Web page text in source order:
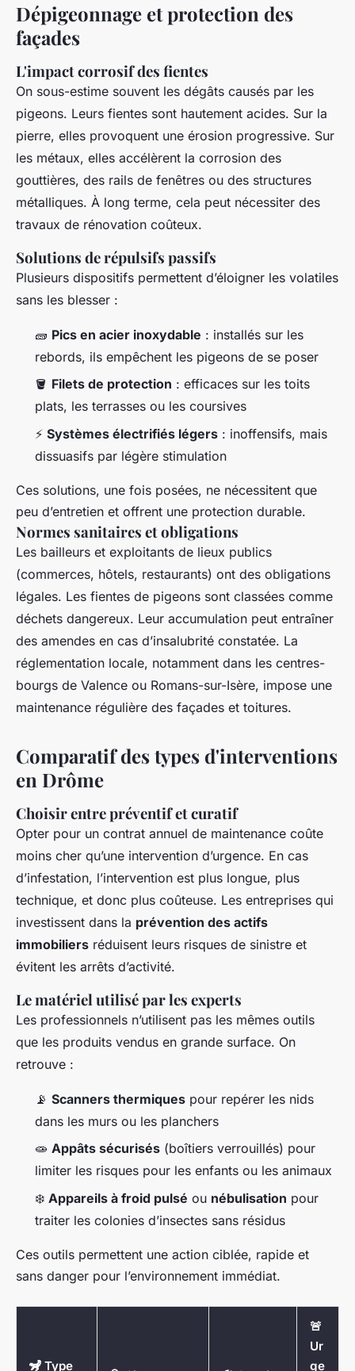
Dépigeonnage et protection des
façades
L'impact corrosif des fientes
On sous-estime souvent les dégâts causés par les
pigeons. Leurs fientes sont hautement acides. Sur la
pierre, elles provoquent une érosion progressive. Sur
les métaux, elles accélèrent la corrosion des
gouttières, des rails de fenêtres ou des structures
métalliques. À long terme, cela peut nécessiter des
travaux de rénovation coûteux.
Solutions de répulsifs passifs
Plusieurs dispositifs permettent d’éloigner les volatiles
sans les blesser :
🧱 Pics en acier inoxydable : installés sur les
rebords, ils empêchent les pigeons de se poser
🪣 Filets de protection : efficaces sur les toits
plats, les terrasses ou les coursives
⚡ Systèmes électrifiés légers : inoffensifs, mais
dissuasifs par légère stimulation
Ces solutions, une fois posées, ne nécessitent que
peu d’entretien et offrent une protection durable.
Normes sanitaires et obligations
Les bailleurs et exploitants de lieux publics
(commerces, hôtels, restaurants) ont des obligations
légales. Les fientes de pigeons sont classées comme
déchets dangereux. Leur accumulation peut entraîner
des amendes en cas d’insalubrité constatée. La
réglementation locale, notamment dans les centres-
bourgs de Valence ou Romans-sur-Isère, impose une
maintenance régulière des façades et toitures.
Comparatif des types d'interventions
en Drôme
Choisir entre préventif et curatif
Opter pour un contrat annuel de maintenance coûte
moins cher qu’une intervention d’urgence. En cas
d’infestation, l’intervention est plus longue, plus
technique, et donc plus coûteuse. Les entreprises qui
investissent dans la prévention des actifs
immobiliers réduisent leurs risques de sinistre et
évitent les arrêts d’activité.
Le matériel utilisé par les experts
Les professionnels n’utilisent pas les mêmes outils
que les produits vendus en grande surface. On
retrouve :
📡 Scanners thermiques pour repérer les nids
dans les murs ou les planchers
🧫 Appâts sécurisés (boîtiers verrouillés) pour
limiter les risques pour les enfants ou les animaux
❄️ Appareils à froid pulsé ou nébulisation pour
traiter les colonies d’insectes sans résidus
Ces outils permettent une action ciblée, rapide et
sans danger pour l’environnement immédiat.
🦨 Type
🚨
Ur
ge